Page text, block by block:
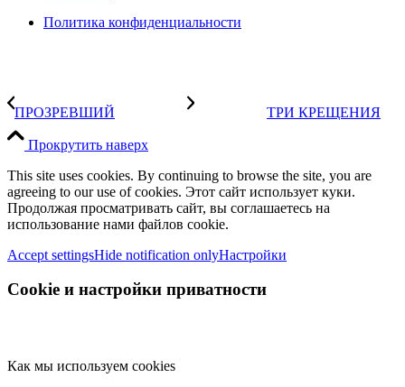
Политика конфиденциальности
ПРОЗРЕВШИЙ ТРИ КРЕЩЕНИЯ
Прокрутить наверх
This site uses cookies. By continuing to browse the site, you are
agreeing to our use of cookies. Этот сайт использует куки.
Продолжая просматривать сайт, вы соглашаетесь на
использование нами файлов cookie.
Accept settingsHide notification onlyНастройки
Cookie и настройки приватности
Как мы используем cookies